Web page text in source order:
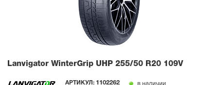
Lanvigator WinterGrip UHP 255/50 R20 109V
АРТИКУЛ: 1102262